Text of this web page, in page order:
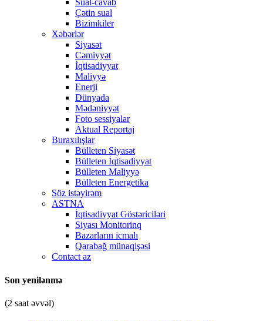
Sual-cavab
Çətin sual
Bizimkiler
Xəbərlər
Siyasət
Cəmiyyət
İqtisadiyyat
Maliyyə
Enerji
Dünyada
Mədəniyyət
Foto sessiyalar
Aktual Reportaj
Buraxılışlar
Bülleten Siyasət
Bülleten İqtisadiyyat
Bülleten Maliyyə
Bülleten Energetika
Söz istəyirəm
ASTNA
İqtisadiyyat Göstəriciləri
Siyası Monitorinq
Bazarların icmalı
Qarabağ münaqişəsi
Contact az
Son yenilənmə
(2 saat əvvəl)